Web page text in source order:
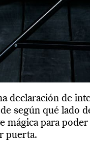
declaración de
según qué lado
mágica para
puerta.